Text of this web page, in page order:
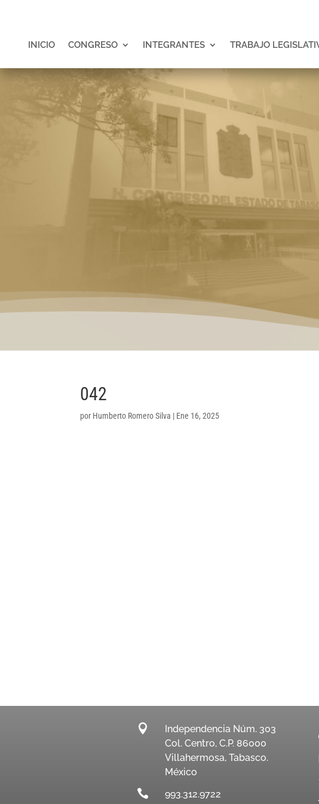
INICIO CONGRESO INTEGRANTES TRABAJO
042
por Humberto Romero Silva | Ene 16, 2025

Independencia Núm. 303
Col. Centro, C.P. 86000
Villahermosa, Tabasco.
México

993.312.9722